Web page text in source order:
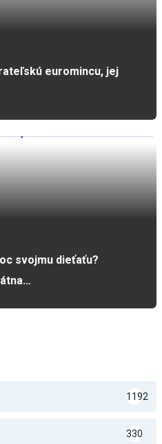
euromincu, jej
svojmu dieťaťu?
1192
330